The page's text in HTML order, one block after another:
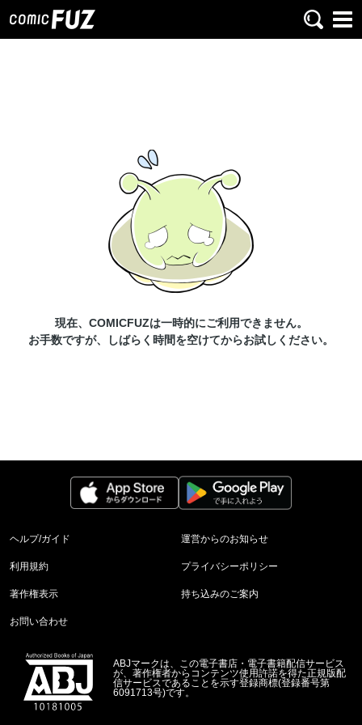
現在、COMICFUZは一時的にご利用できません。
お手数ですが、しばらく時間を空けてからお試しください。
ヘルプ/ガイド 運営からのお知らせ
利用規約 プライバシーポリシー
著作権表示 持ち込みのご案内
お問い合わせ
ABJマークは、この電子書店・電子書籍配信サービス
が、著作権者からコンテンツ使用許諾を得た正規版配
信サービスであることを示す登録商標(登録番号第
6091713号)です。